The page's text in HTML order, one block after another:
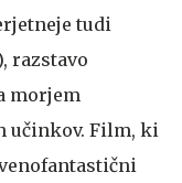
tudi
razstavo
morjem
učinkov. Film, ki